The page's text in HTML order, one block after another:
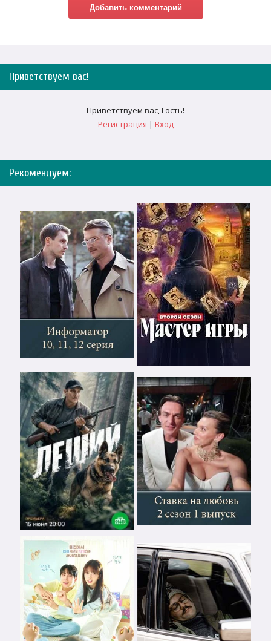
Приветствуем вас!
Приветствуем вас,Гость!
Регистрация | Вход
Рекомендуем: